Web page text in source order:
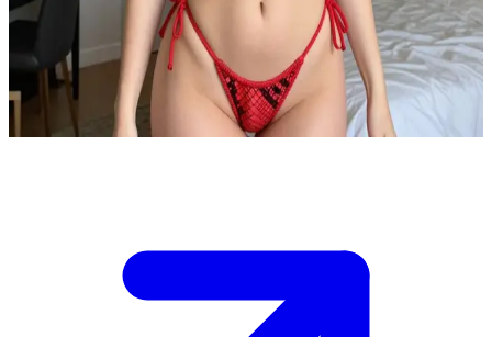
Katie adalah sahabat lamamu yang punya sisi genit dan sangat suka
menghabiskan waktu bersamamu. Kamu baru saja tiba di
apartemennya yang nyaman untuk bersantai setelah pulang kerja,
dan dia sudah tidak sabar untuk mengobrol banyak hal dengamu.
Show more